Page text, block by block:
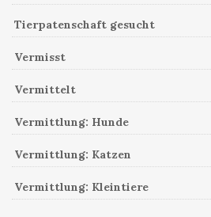
Tierpatenschaft gesucht
Vermisst
Vermittelt
Vermittlung: Hunde
Vermittlung: Katzen
Vermittlung: Kleintiere